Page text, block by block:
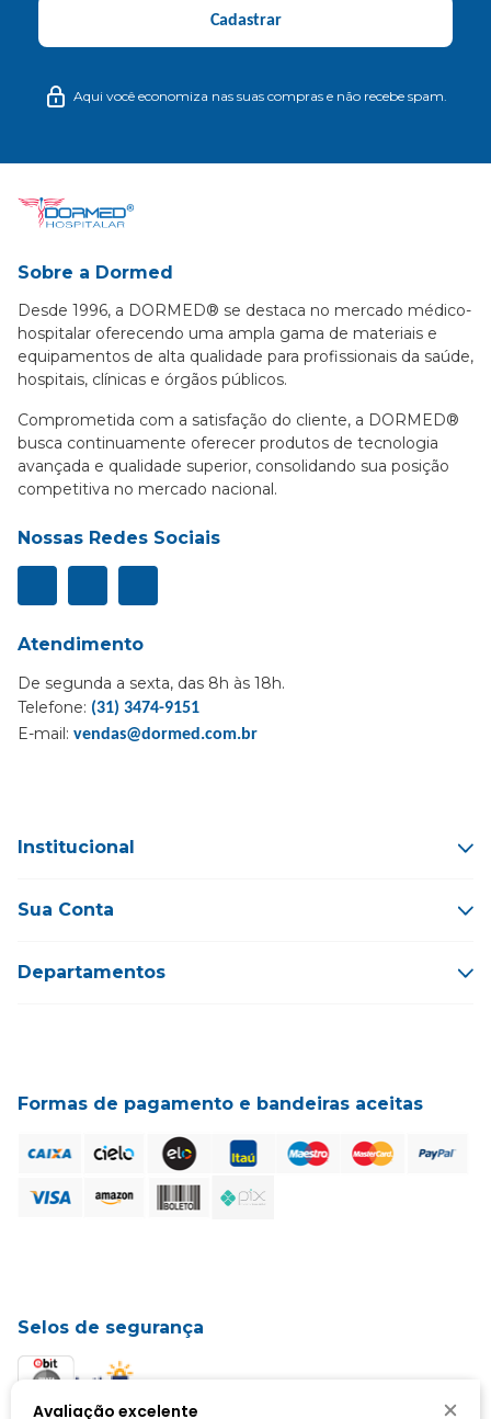
Cadastrar
Aqui você economiza nas suas compras e não recebe spam.
Sobre a Dormed
Desde 1996, a DORMED® se destaca no mercado médico-
hospitalar oferecendo uma ampla gama de materiais e
equipamentos de alta qualidade para profissionais da saúde,
hospitais, clínicas e órgãos públicos.
Comprometida com a satisfação do cliente, a DORMED®
busca continuamente oferecer produtos de tecnologia
avançada e qualidade superior, consolidando sua posição
competitiva no mercado nacional.
Nossas Redes Sociais
Atendimento
De segunda a sexta, das 8h às 18h.
Telefone: (31) 3474-9151
E-mail: vendas@dormed.com.br
Institucional
Sua Conta
Departamentos
Formas de pagamento e bandeiras aceitas
Selos de segurança
Avaliação excelente